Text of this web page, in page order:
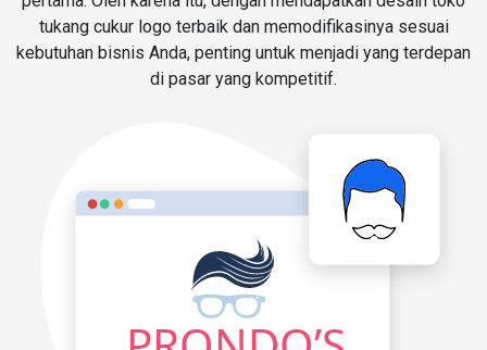
tukang cukur logo terbaik dan memodifikasinya sesuai
kebutuhan bisnis Anda, penting untuk menjadi yang terdepan
di pasar yang kompetitif.